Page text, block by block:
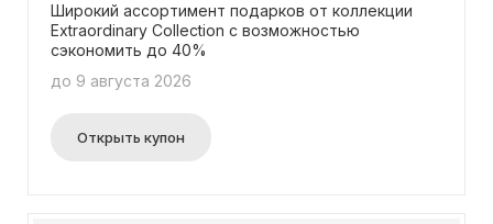
Широкий ассортимент подарков от коллекции
Extraordinary Collection с возможностью
сэкономить до 40%
до 9 августа 2026
Открыть купон